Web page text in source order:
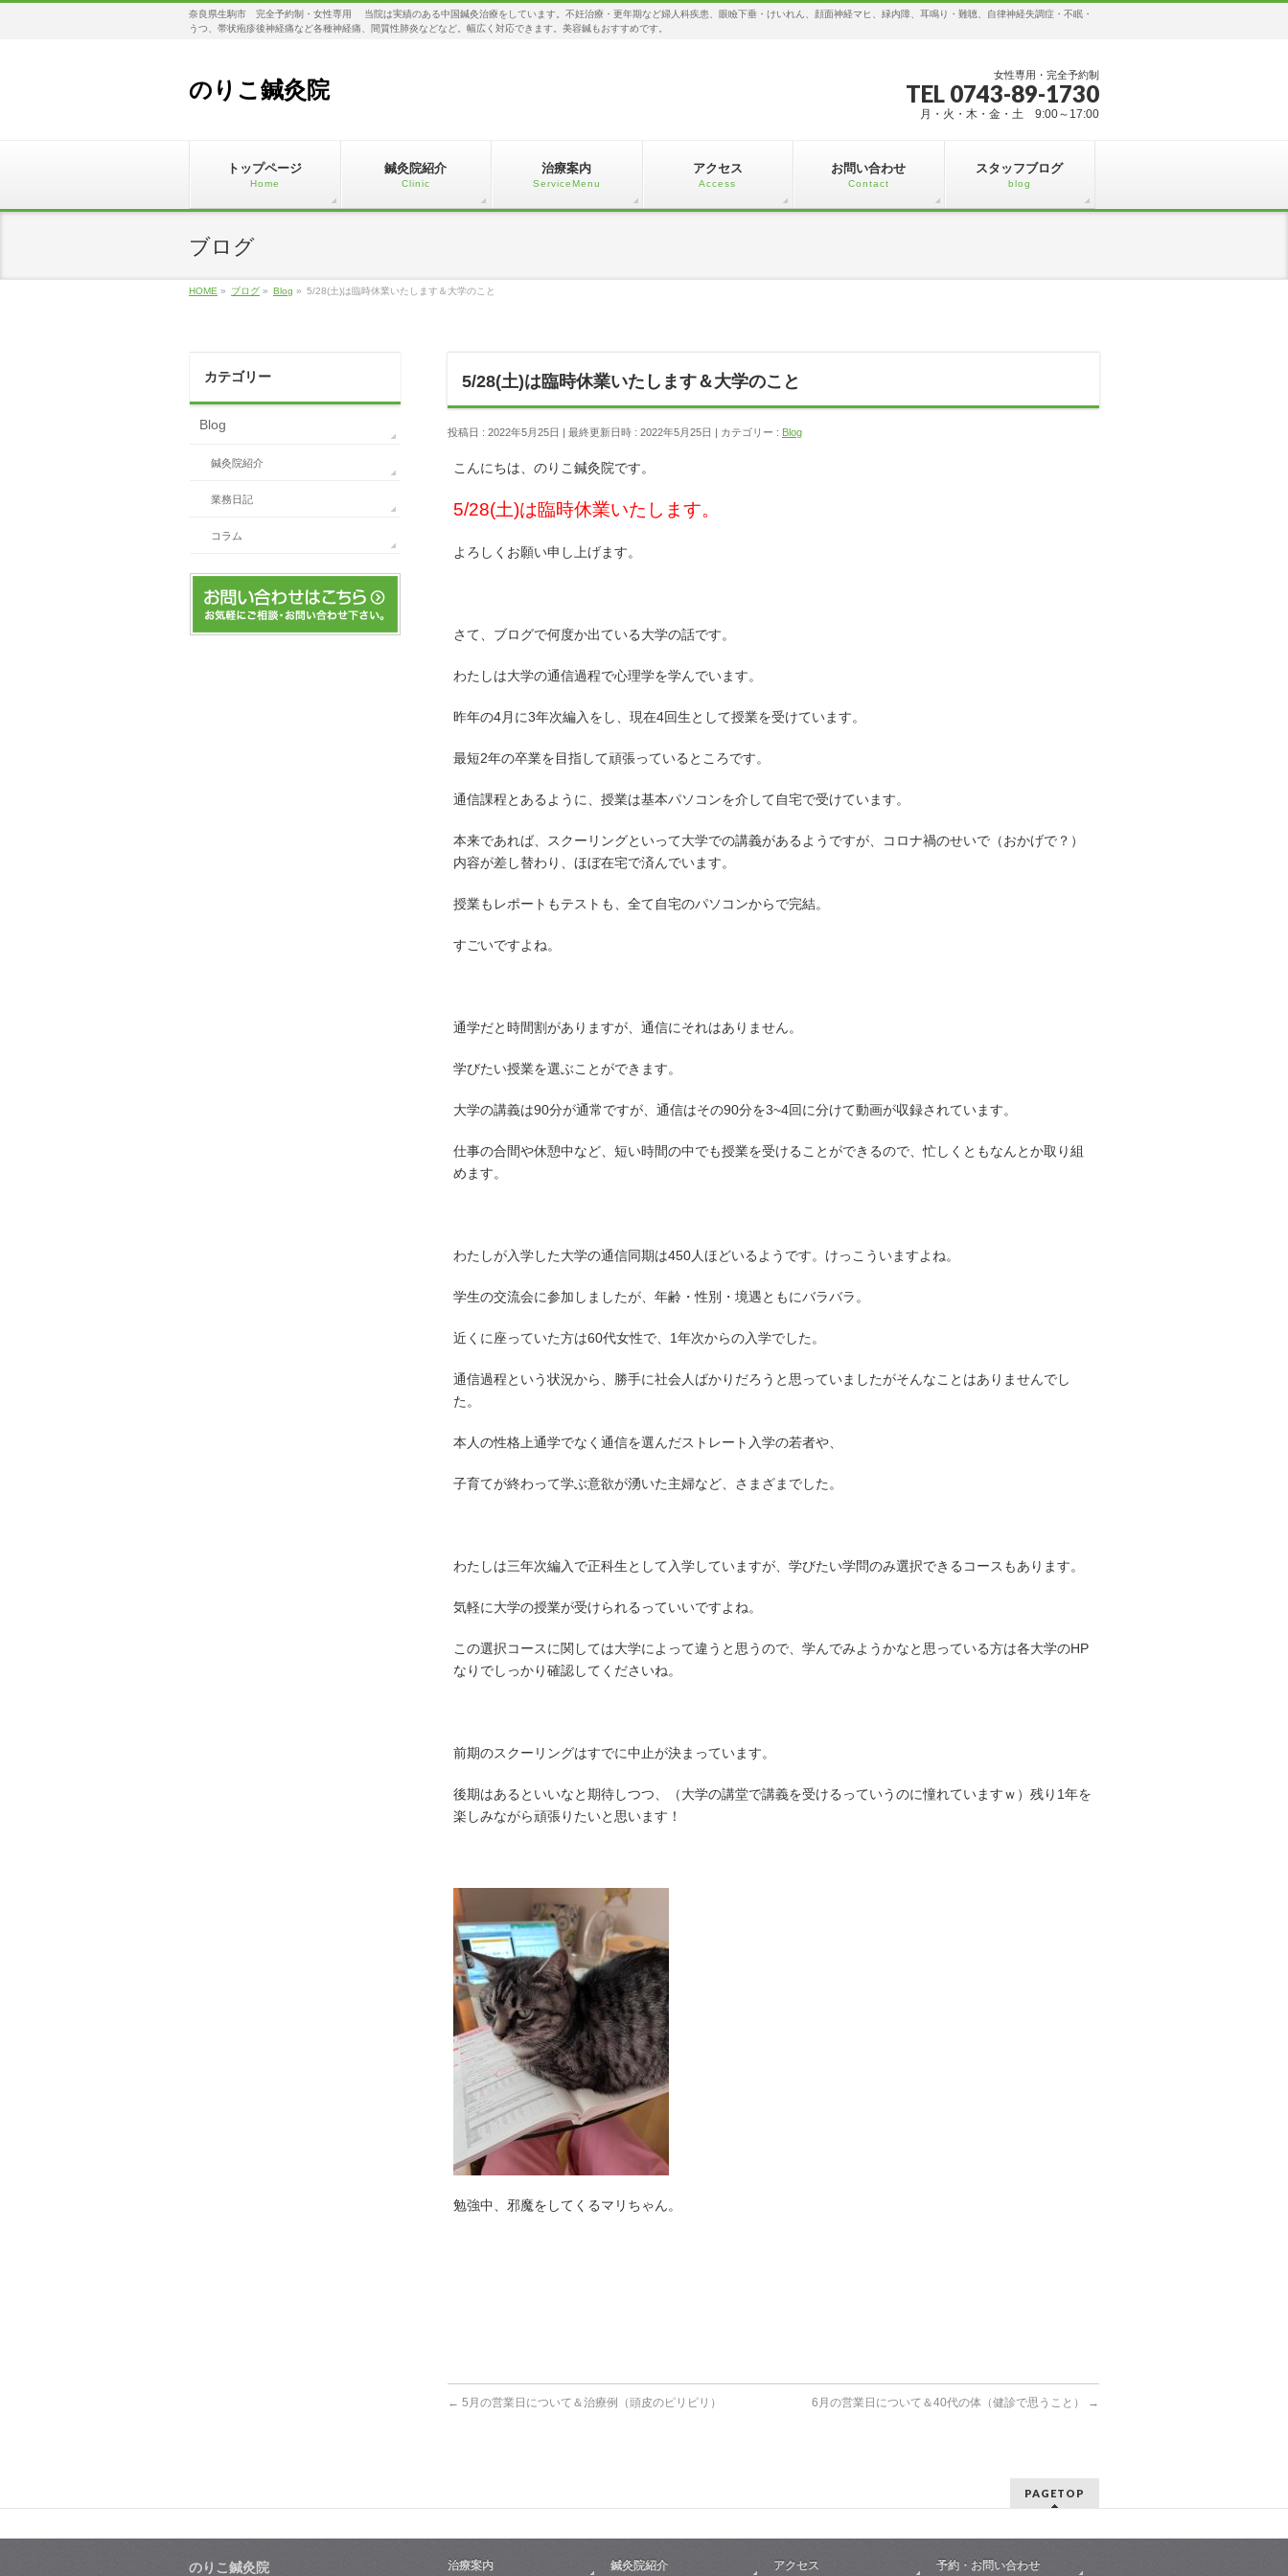
奈良県生駒市 完全予約制・女性専用 当院は実績のある中国鍼灸治療をしています。不妊治療・更年期など婦人科疾患、眼瞼下垂・けいれん、顔面神経マヒ、緑内障、耳鳴り・難聴、自律神経失調症・不眠・
うつ、帯状疱疹後神経痛など各種神経痛、間質性肺炎などなど。幅広く対応できます。美容鍼もおすすめです。
のりこ鍼灸院
女性専用・完全予約制
TEL 0743-89-1730
月・火・木・金・土 9:00～17:00
トップページ
Home
鍼灸院紹介
Clinic
治療案内
ServiceMenu
アクセス
Access
お問い合わせ
Contact
スタッフブログ
blog
ブログ
HOME » ブログ » Blog » 5/28(土)は臨時休業いたします＆大学のこと
5/28(土)は臨時休業いたします＆大学のこと
投稿日 : 2022年5月25日 最終更新日時 : 2022年5月25日 カテゴリー : Blog
こんにちは、のりこ鍼灸院です。
5/28(土)は臨時休業いたします。
よろしくお願い申し上げます。
さて、ブログで何度か出ている大学の話です。
わたしは大学の通信過程で心理学を学んでいます。
昨年の4月に3年次編入をし、現在4回生として授業を受けています。
最短2年の卒業を目指して頑張っているところです。
通信課程とあるように、授業は基本パソコンを介して自宅で受けています。
本来であれば、スクーリングといって大学での講義があるようですが、コロナ禍のせいで（おかげで？）
内容が差し替わり、ほぼ在宅で済んでいます。
授業もレポートもテストも、全て自宅のパソコンからで完結。
すごいですよね。
通学だと時間割がありますが、通信にそれはありません。
学びたい授業を選ぶことができます。
大学の講義は90分が通常ですが、通信はその90分を3~4回に分けて動画が収録されています。
仕事の合間や休憩中など、短い時間の中でも授業を受けることができるので、忙しくともなんとか取り組
めます。
わたしが入学した大学の通信同期は450人ほどいるようです。けっこういますよね。
学生の交流会に参加しましたが、年齢・性別・境遇ともにバラバラ。
近くに座っていた方は60代女性で、1年次からの入学でした。
通信過程という状況から、勝手に社会人ばかりだろうと思っていましたがそんなことはありませんでし
た。
本人の性格上通学でなく通信を選んだストレート入学の若者や、
子育てが終わって学ぶ意欲が湧いた主婦など、さまざまでした。
わたしは三年次編入で正科生として入学していますが、学びたい学問のみ選択できるコースもあります。
気軽に大学の授業が受けられるっていいですよね。
この選択コースに関しては大学によって違うと思うので、学んでみようかなと思っている方は各大学のHP
なりでしっかり確認してくださいね。
前期のスクーリングはすでに中止が決まっています。
後期はあるといいなと期待しつつ、（大学の講堂で講義を受けるっていうのに憧れていますｗ）残り1年を
楽しみながら頑張りたいと思います！
勉強中、邪魔をしてくるマリちゃん。
← 5月の営業日について＆治療例（頭皮のピリピリ） 6月の営業日について＆40代の体（健診で思うこと） →
カテゴリー
Blog
鍼灸院紹介
業務日記
コラム
PAGETOP
のりこ鍼灸院 治療案内 鍼灸院紹介 アクセス 予約・お問い合わせ